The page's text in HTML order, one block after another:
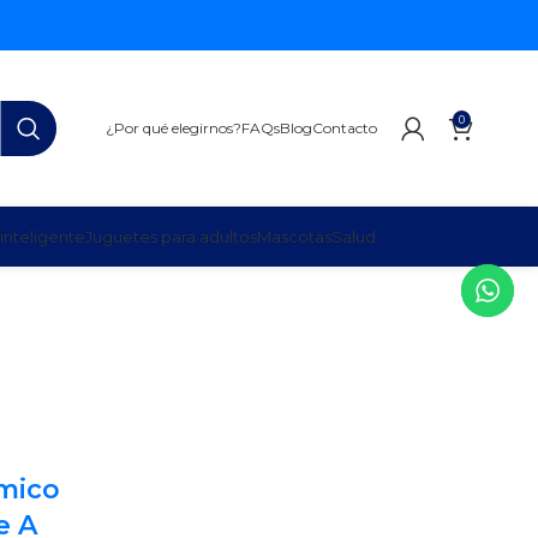
¿Por qué elegirnos?FAQsBlogContacto 0
Juguetes para adultosMascotasSalud
A